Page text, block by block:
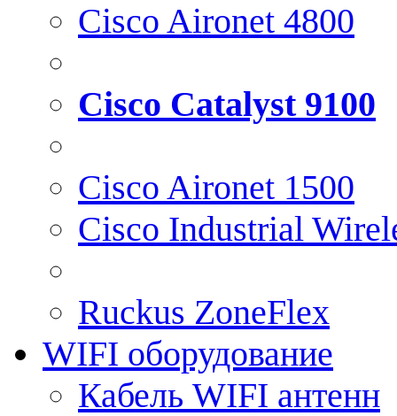
Cisco Aironet 4800
Cisco Catalyst 9100
Cisco Aironet 1500
Cisco Industrial
Ruckus ZoneFlex
WIFI оборудование
Кабель WIFI антенн